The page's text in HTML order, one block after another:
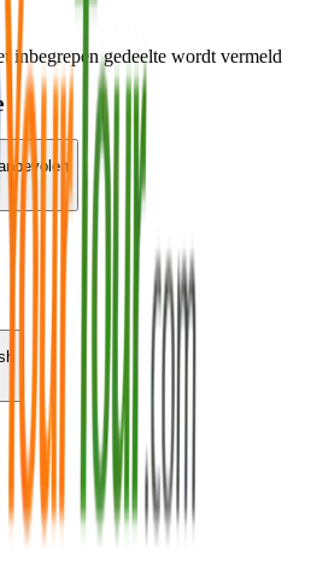
inbegrepen gedeelte wordt vermeld